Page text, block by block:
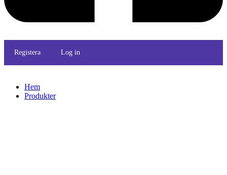
Registera Log in
Hem
Produkter